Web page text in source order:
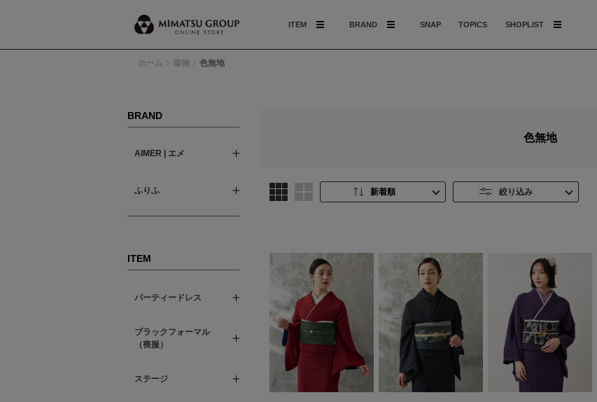
ITEM BRAND SNAP TOPICS SHOPLIST
ホーム 着物 色無地
BRAND
AIMER | エメ
ふりふ
ITEM
パーティードレス
ブラックフォーマル
（喪服）
ステージ
色無地
新着順 絞り込み